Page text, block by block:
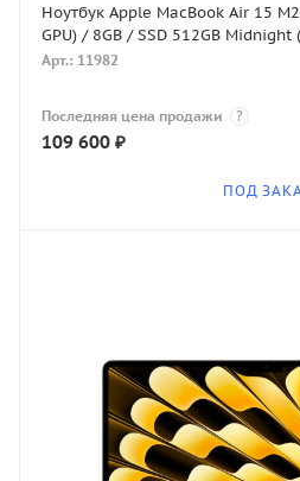
Ноутбук Apple MacBook Air 15 M2 (8-core CPU, 10-core
GPU) / 8GB / SSD 512GB
Арт.: 11982
Последняя цена продажи ?
109 600 ₽
ПОД